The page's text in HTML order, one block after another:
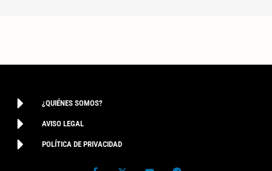
¿QUIÉNES SOMOS?
AVISO LEGAL
POLÍTICA DE PRIVACIDAD